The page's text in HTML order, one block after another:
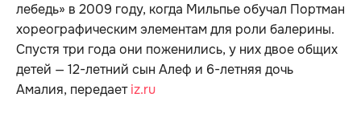
лебедь» в 2009 году, когда Мильпье обучал Портман
хореографическим элементам для роли балерины.
Спустя три года они поженились, у них двое общих
детей — 12-летний сын Алеф и 6-летняя дочь
Амалия, передаетiz.ru